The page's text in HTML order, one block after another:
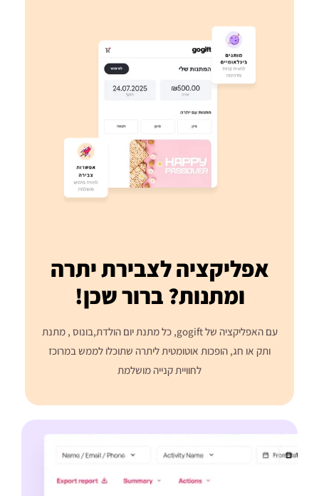
אפליקציה לצבירת יתרה
ומתנות? ברור שכן!
עם האפליקציה של gogift, כל מתנת יום הולדת,בונוס , מתנת
ותק או חג, הופכות אוטומטית ליתרה שתוכלו לממש במרוכז
לחוויית קנייה מושלמת